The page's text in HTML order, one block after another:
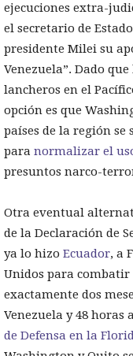
ejecuciones extra-
el secretario de
presidente Milei su
Venezuela”. Dado
lancheros en el
opción es que
países de la región se
para normalizar el
presuntos narco-
Otra eventual
de la Declaración de
ya lo hizo Ecuador, a
Unidos para combatir
exactamente dos
Venezuela y 48 horas
de Defensa en la